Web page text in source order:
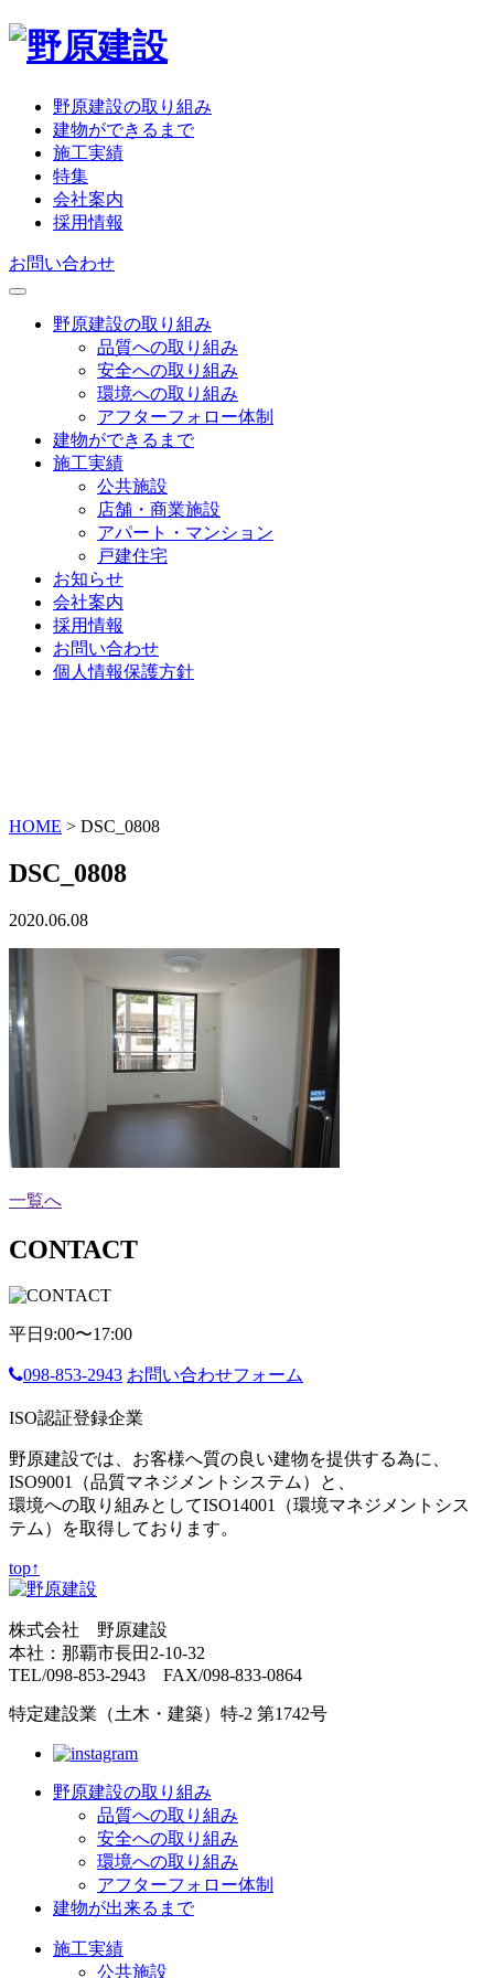
野原建設の取り組み
建物ができるまで
施工実績
特集
会社案内
採用情報
お問い合わせ
野原建設の取り組み
品質への取り組み
安全への取り組み
環境への取り組み
アフターフォロー体制
建物ができるまで
施工実績
公共施設
店舗・商業施設
アパート・マンション
戸建住宅
お知らせ
会社案内
採用情報
お問い合わせ
個人情報保護方針
HOME > DSC_0808
DSC_0808
2020.06.08
一覧へ
CONTACT
平日9:00〜17:00
098-853-2943 お問い合わせフォーム
ISO認証登録企業
野原建設では、お客様へ質の良い建物を提供する為に、
ISO9001（品質マネジメントシステム）と、
環境への取り組みとしてISO14001（環境マネジメントシス
テム）を取得しております。
top↑
株式会社 野原建設
本社：那覇市長田2-10-32
TEL/098-853-2943 FAX/098-833-0864
特定建設業（土木・建築）特-2 第1742号
野原建設の取り組み
品質への取り組み
安全への取り組み
環境への取り組み
アフターフォロー体制
建物が出来るまで
施工実績
公共施設